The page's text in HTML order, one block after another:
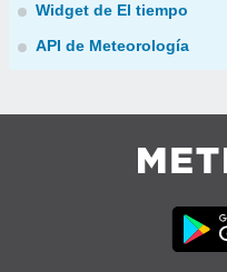
Widget de El tiempo
API de Meteorología